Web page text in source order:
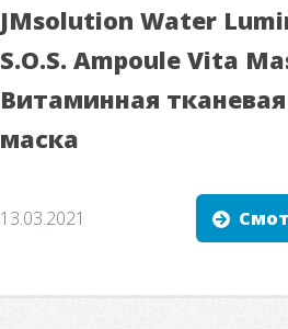
JMsolution Water
S.O.S. Ampoule Vita
Витаминная тканевая
маска
13.03.2021